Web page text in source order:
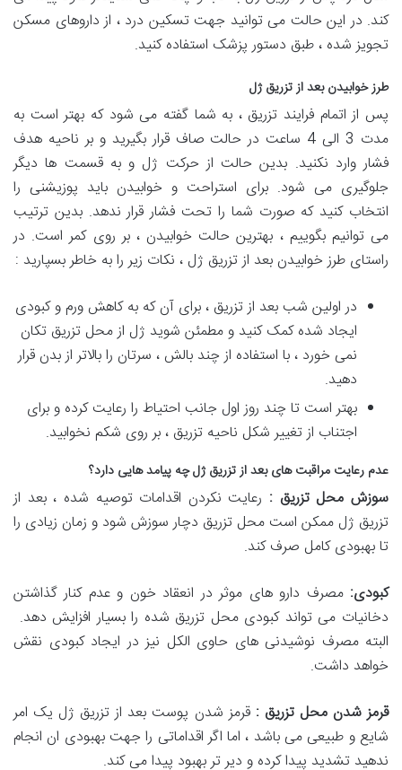
کند. در این حالت می توانید جهت تسکین درد ، از داروهای مسکن
تجویز شده ، طبق دستور پزشک استفاده کنید.
طرز خوابیدن بعد از تزریق ژل
پس از اتمام فرایند تزریق ، به شما گفته می شود که بهتر است به
مدت 3 الی 4 ساعت در حالت صاف قرار بگیرید و بر ناحیه هدف
فشار وارد نکنید. بدین حالت از حرکت ژل و به قسمت ها دیگر
جلوگیری می شود. برای استراحت و خوابیدن باید پوزیشنی را
انتخاب کنید که صورت شما را تحت فشار قرار ندهد. بدین ترتیب
می توانیم بگوییم ، بهترین حالت خوابیدن ، بر روی کمر است. در
راستای طرز خوابیدن بعد از تزریق ژل ، نکات زیر را به خاطر بسپارید :
در اولین شب بعد از تزریق ، برای آن که به کاهش ورم و کبودی
ایجاد شده کمک کنید و مطمئن شوید ژل از محل تزریق تکان
نمی خورد ، با استفاده از چند بالش ، سرتان را بالاتر از بدن قرار
دهید.
بهتر است تا چند روز اول جانب احتیاط را رعایت کرده و برای
اجتناب از تغییر شکل ناحیه تزریق ، بر روی شکم نخوابید.
عدم رعایت مراقبت های بعد از تزریق ژل چه پیامد هایی دارد؟
سوزش محل تزریق : رعایت نکردن اقدامات توصیه شده ، بعد از
تزریق ژل ممکن است محل تزریق دچار سوزش شود و زمان زیادی را
تا بهبودی کامل صرف کند.
کبودی: مصرف دارو های موثر در انعقاد خون و عدم کنار گذاشتن
دخانیات می تواند کبودی محل تزریق شده را بسیار افزایش دهد.
البته مصرف نوشیدنی های حاوی الکل نیز در ایجاد کبودی نقش
خواهد داشت.
قرمز شدن محل تزریق : قرمز شدن پوست بعد از تزریق ژل یک امر
شایع و طبیعی می باشد ، اما اگر اقداماتی را جهت بهبودی ان انجام
ندهید تشدید پیدا کرده و دیر تر بهبود پیدا می کند.